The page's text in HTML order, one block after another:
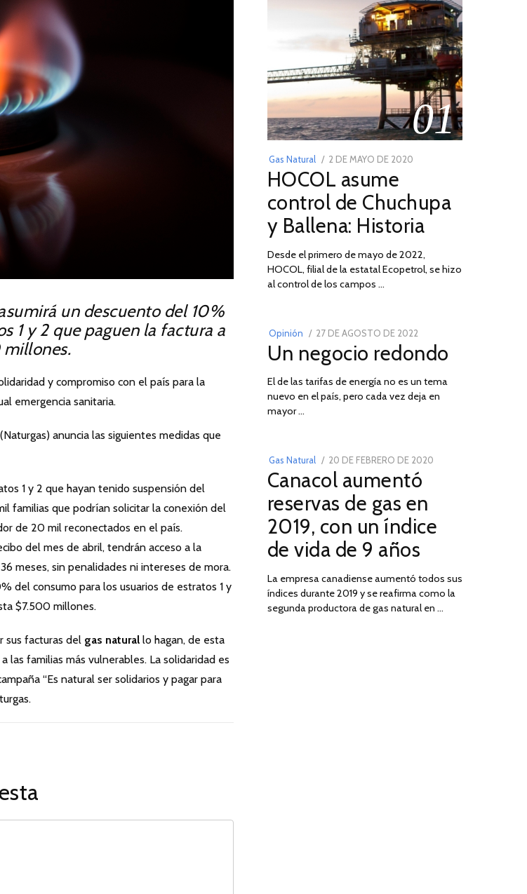
1 y 2 que paguen la factura a
millones.
y compromiso con el país para la
emergencia sanitaria.
(Naturgas) anuncia las siguientes medidas que
1 y 2 que hayan tenido suspensión del
familias que podrían solicitar la conexión del
de 20 mil reconectados en el país.
del mes de abril, tendrán acceso a la
meses, sin penalidades ni intereses de mora.
del consumo para los usuarios de estratos 1 y
$7.500 millones.
sus facturas del gas natural lo hagan, de esta
las familias más vulnerables. La solidaridad es
“Es natural ser solidarios y pagar para
01
Gas Natural
POSTED
ON
2 DE MAYO DE 2020
DE
2026
HOCOL asume
control de Chuchupa
y Ballena: Historia
Desde el primero de mayo de 2022,
HOCOL, filial de la estatal Ecopetrol, se hizo
al control de los campos …
Opinión
POSTED
ON
27 DE AGOSTO DE 2022
DE
DE
2022
Un negocio redondo
El de las tarifas de energía no es un tema
nuevo en el país, pero cada vez deja en
mayor …
Gas Natural
POSTED
ON
20 DE FEBRERO DE 2020
2025
Canacol aumentó
reservas de gas en
2019, con un índice
de vida de 9 años
La empresa canadiense aumentó todos sus
índices durante 2019 y se reafirma como la
segunda productora de gas natural en …